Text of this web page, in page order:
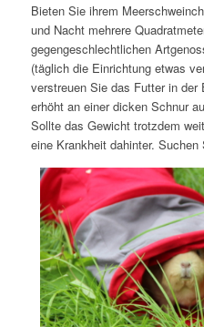
Bieten Sie ihrem
und Nacht mehrere
gegengeschlechtlichen
(täglich die Einrichtung etwas
verstreuen Sie das Futter in
erhöht an einer dicken Schnur
Sollte das Gewicht trotzdem
eine Krankheit dahinter.